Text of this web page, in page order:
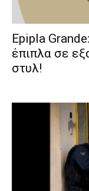
Epipla
έπιπλα σε
στυλ!